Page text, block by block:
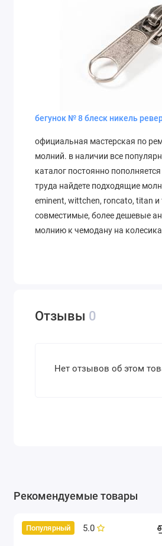
бегунок № 8 блеск никель
официальная мастерская по
молний. в наличии все
каталог постоянно
труда найдете подходящие
eminent, wittchen, roncato, titan и
совместимые, более дешевые
молнию к чемодану на
Отзывы 0
Нет отзывов об этом
Рекомендуемые товары
Популярный 5.0